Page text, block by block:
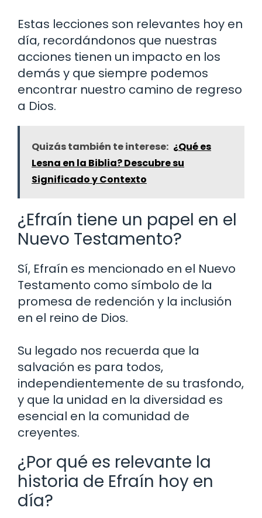
Estas lecciones son relevantes hoy en
día, recordándonos que nuestras
acciones tienen un impacto en los
demás y que siempre podemos
encontrar nuestro camino de regreso
a Dios.
Quizás también te interese: ¿Qué es
Lesna en la Biblia? Descubre su
Significado y Contexto
¿Efraín tiene un papel en el
Nuevo Testamento?
Sí, Efraín es mencionado en el Nuevo
Testamento como símbolo de la
promesa de redención y la inclusión
en el reino de Dios.
Su legado nos recuerda que la
salvación es para todos,
independientemente de su trasfondo,
y que la unidad en la diversidad es
esencial en la comunidad de
creyentes.
¿Por qué es relevante la
historia de Efraín hoy en
día?